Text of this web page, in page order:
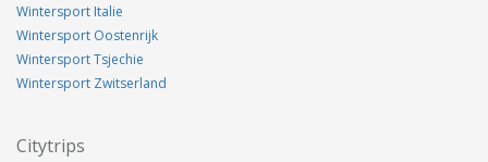
Wintersport Italie
Wintersport Oostenrijk
Wintersport Tsjechie
Wintersport Zwitserland
Citytrips